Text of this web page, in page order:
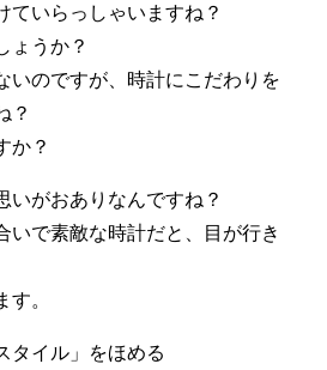
いらっしゃいますね？
ょうか？
のですが、時計にこだわりを
？
か？
がおありなんですね？
で素敵な時計だと、目が行き
。
イル」をほめる